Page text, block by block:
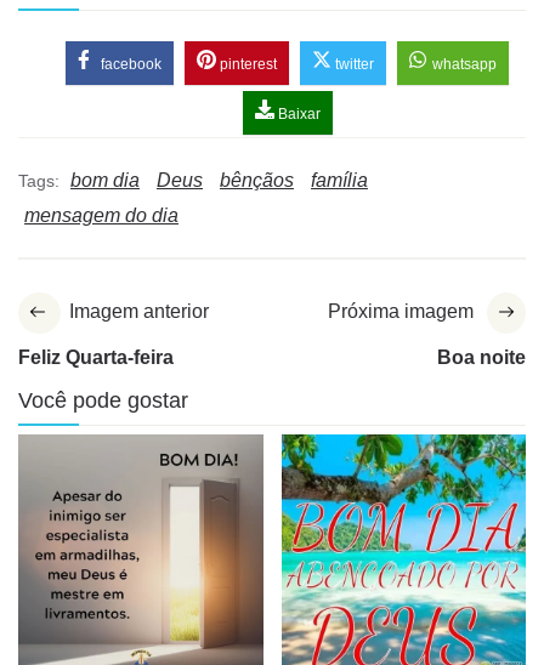
facebook pinterest twitter whatsapp
Baixar
Tags: bom dia Deus bênçãos
família
mensagem do dia
Imagem anterior
Feliz Quarta-feira
Próxima imagem
Boa noite
Você pode gostar